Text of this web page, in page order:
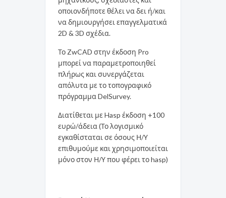
οποιονδήποτε θέλει να δει ή/και
να δημιουργήσει επαγγελματικά
2D & 3D σχέδια.
Το ZwCAD στην έκδοση Pro
μπορεί να παραμετροποιηθεί
πλήρως και συνεργάζεται
απόλυτα με το τοπογραφικό
πρόγραμμα DelSurvey.
Διατίθεται με Hasp έκδοση +100
ευρώ/άδεια (Το λογισμικό
εγκαθίσταται σε όσους Η/Υ
επιθυμούμε και χρησιμοποιείται
μόνο στον Η/Υ που φέρει το hasp)